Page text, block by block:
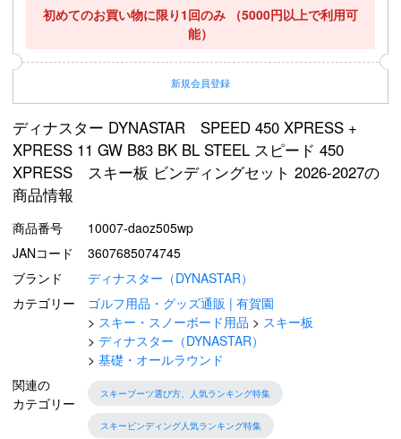
初めてのお買い物に限り1回のみ
（5000円以上で利用可
能）
新規会員登録
ディナスター DYNASTAR SPEED 450 XPRESS +
XPRESS 11 GW B83 BK BL STEEL スピード 450
XPRESS スキー板 ビンディングセット 2026-2027の
商品情報
商品番号
10007-daoz505wp
JANコード
3607685074745
ブランド
ディナスター（DYNASTAR）
カテゴリー
ゴルフ用品・グッズ通販 | 有賀園
スキー・スノーボード用品
スキー板
ディナスター（DYNASTAR）
基礎・オールラウンド
関連の
カテゴリー
スキーブーツ選び方、人気ランキング特集
スキービンディング人気ランキング特集